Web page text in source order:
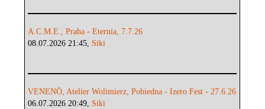
A.C.M.E., Praha - Eternia, 7.7.26
08.07.2026 21:45, Siki
VENENÖ, Atelier Wolimierz, Pobiedna - Izero Fest - 27.6.26
06.07.2026 20:49, Siki